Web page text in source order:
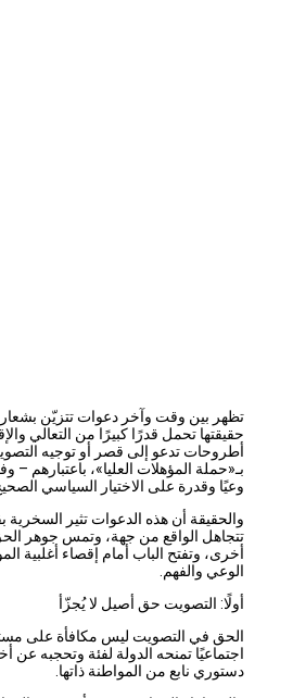
تظهر بين وقت وآخر دعوات تتزيّن بشعارات
حقيقتها تحمل قدرًا كبيرًا من التعالي والإقصاء.
أطروحات تدعو إلى قصر أو توجيه التصويت
بـ«حملة المؤهلات العليا»، باعتبارهم – وفق
وعيًا وقدرة على الاختيار السياسي الصحيح.
والحقيقة أن هذه الدعوات تثير السخرية بقدر ما
تتجاهل الواقع من جهة، وتمس جوهر الحق
أخرى، وتفتح الباب أمام إقصاء أغلبية
الوعي والفهم.
أولًا: التصويت حق أصيل لا يُجزّأ
الحق في التصويت ليس مكافأة على مستوى
اجتماعيًا تمنحه الدولة لفئة وتحجبه عن أخرى،
دستوري نابع من المواطنة ذاتها.